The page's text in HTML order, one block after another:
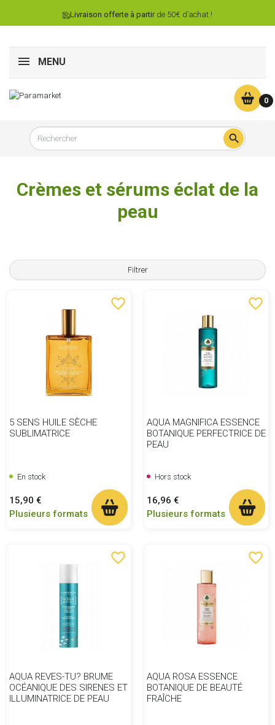
Livraison offerte à partirde 50€ d’achat !
MENU
0

Crèmes et sérums éclat de la
peau
Filtrer
favorite_border
5 SENS HUILE SÈCHE
SUBLIMATRICE
En stock
Prix
15,90 €
Plusieurs formats
favorite_border
AQUA MAGNIFICA ESSENCE
BOTANIQUE PERFECTRICE DE
PEAU
Hors stock
Prix
16,96 €
Plusieurs formats
favorite_border
AQUA REVES-TU? BRUME
OCÉANIQUE DES SIRENES ET
ILLUMINATRICE DE PEAU
favorite_border
AQUA ROSA ESSENCE
BOTANIQUE DE BEAUTÉ
FRAÎCHE